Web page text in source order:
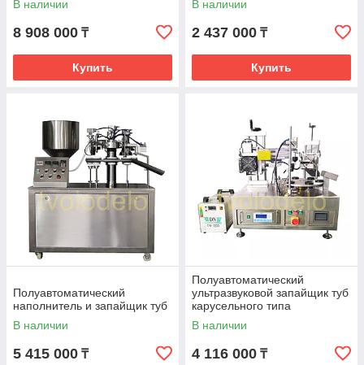
В наличии
8 908 000 ₸
Купить
В наличии
2 437 000 ₸
Купить
Полуавтоматический
наполнитель и запайщик туб
В наличии
5 415 000 ₸
Полуавтоматический
ультразвуковой запайщик туб
карусельного типа
В наличии
4 116 000 ₸